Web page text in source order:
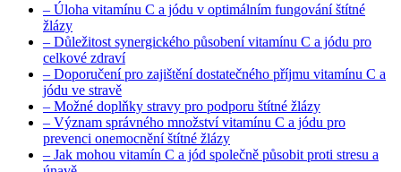
– Úloha vitamínu C a jódu v optimálním fungování štítné
žlázy
– Důležitost synergického působení vitamínu C a jódu pro
celkové zdraví
– Doporučení pro zajištění dostatečného příjmu vitamínu C a
jódu ve stravě
– Možné doplňky stravy pro podporu štítné žlázy
– Význam správného množství vitamínu C a jódu pro
prevenci onemocnění štítné žlázy
– Jak mohou vitamín C a jód společně působit proti stresu a